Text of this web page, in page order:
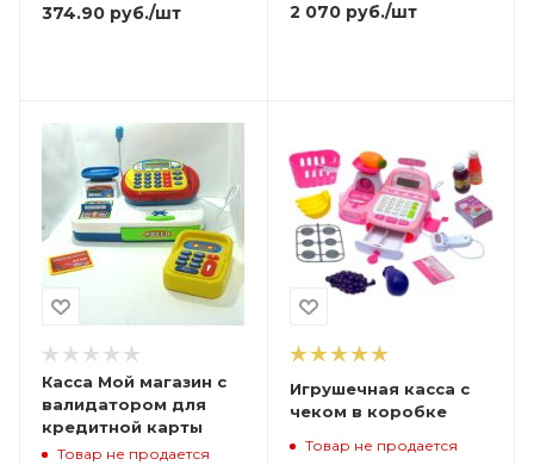
374.90 руб./шт 2 070руб./шт
Касса Мой магазин с
валидатором для
кредитной карты
Товар не продается
Игрушечная касса с
чеком в коробке
Товар не продается